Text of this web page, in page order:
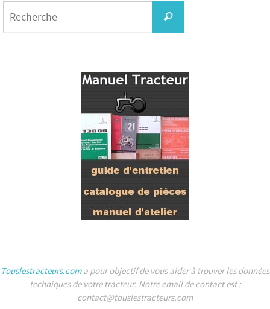
Recherche
Touslestracteurs.coma pour objectif de vous aider à trouver les données
techniques de votre tracteur. Notre email de contact est :
contact@touslestracteurs.com